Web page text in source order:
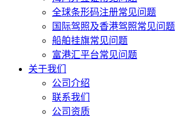
全球条形码注册常见问题
国际驾照及香港驾照常见问题
船舶挂旗常见问题
富港汇平台常见问题
关于我们
公司介绍
联系我们
公司资质